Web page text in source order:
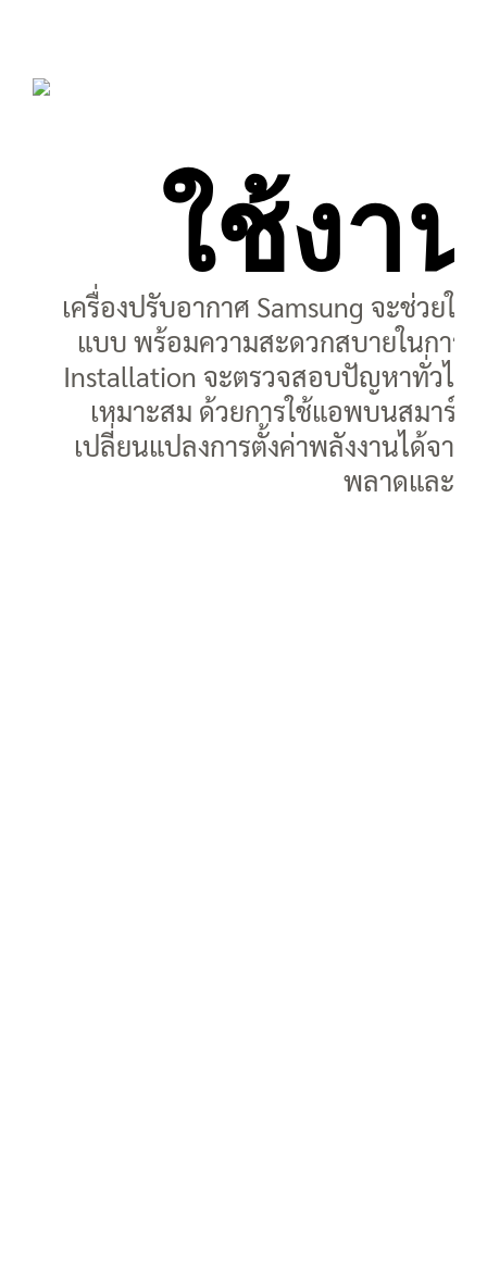
ใช้งา
เครื่องปรับอากาศ Samsung จะช่วย
แบบ พร้อมความสะดวกสบายในการ
Installation จะตรวจสอบปัญหาทั่วไปเ
เหมาะสม ด้วยการใช้แอพบนสมาร์
เปลี่ยนแปลงการตั้งค่าพลังงานได้จา
พลาดและร้